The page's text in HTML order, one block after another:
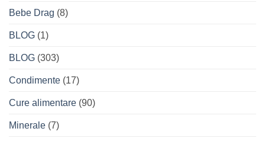
Bebe Drag (8)
BLOG (1)
BLOG (303)
Condimente (17)
Cure alimentare (90)
Minerale (7)